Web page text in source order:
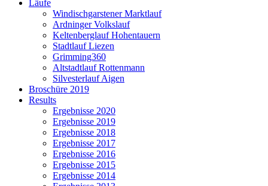
Läufe
Windischgarstener Marktlauf
Ardninger Volkslauf
Keltenberglauf Hohentauern
Stadtlauf Liezen
Grimming360
Altstadtlauf Rottenmann
Silvesterlauf Aigen
Broschüre 2019
Results
Ergebnisse 2020
Ergebnisse 2019
Ergebnisse 2018
Ergebnisse 2017
Ergebnisse 2016
Ergebnisse 2015
Ergebnisse 2014